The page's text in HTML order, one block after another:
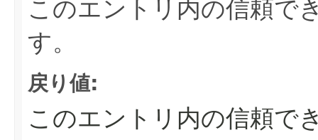
このエントリ内の信頼で
す。
戻り値:
このエントリ内の信頼で